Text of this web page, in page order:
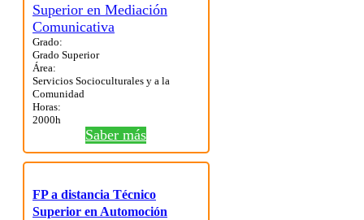
Grado:
Grado Superior
Área:
Servicios Socioculturales y a la
Comunidad
Horas:
2000h
Saber más
FP a distancia Técnico
Superior en Automoción